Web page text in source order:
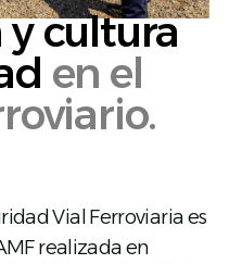
y cultura
en el
Vial Ferroviaria es
realizada en